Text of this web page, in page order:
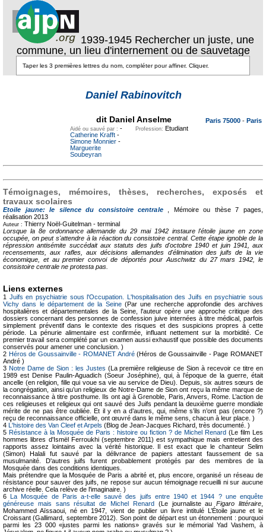
1939-1945 Rechercher un juste, une
commune, un lieu d'internement ou de sauvetage
Daniel Rabinovitch
dit Daniel Anselme
Paris 75000 - Paris
Aidé ou sauvé par : -
Catherine Krafft -
Simone Monnier -
Marguerite
Soubeyran
Profession: Etudiant
Témoignages, mémoires, thèses, recherches, exposés et
travaux scolaires
Etoile jaune: le silence du consistoire centrale, Mémoire ou thèse
7 pages,
réalisation 2013
Auteur : Thierry Noël-Guitelman - terminal
Lorsque la 8e ordonnance allemande du 29 mai 1942 instaure l'étoile jaune en zone
occupée, on peut s'attendre à la réaction du consistoire central. Cette étape ignoble de la
répression antisémite succédait aux statuts des juifs d'octobre 1940 et juin 1941, aux
recensements, aux rafles, aux décisions allemandes d'élimination des juifs de la vie
économique, et au premier convoi de déportés pour Auschwitz du 27 mars 1942, le
consistoire centrale ne protesta pas.
Liens externes
1 Juifs en psychiatrie sous l'Occupation. L'hospitalisation des Juifs en psychiatrie sous
Vichy dans le département de la Seine (Par une recherche approfondie des archives
hospitalières et départementales de la Seine, l'auteur opère une approche critique des
dossiers concernant des personnes de confession juive internées à titre médical, parfois
simplement préventif dans le contexte des risques et des suspicions propres à cette
période. La pénurie alimentaire est confirmée, influant nettement sur la morbidité. Ce
premier travail sera complété par un examen aussi exhaustif que possible des documents
conservés pour amener une conclusion. )
2 Héros de Goussainville - ROMANET André(Héros de Goussainville - Page ROMANET
André )
3 Notre Dame de Sion : les Justes (La première religieuse de Sion à recevoir ce titre en
1989 est Denise Paulin-Aguadich (Soeur Joséphine), qui, à l’époque de la guerre, était
ancelle (en religion, fille qui voue sa vie au service de Dieu). Depuis, six autres sœurs de
la congrégation, ainsi qu’un religieux de Notre-Dame de Sion ont reçu la même marque de
reconnaissance à titre posthume. Ils ont agi à Grenoble, Paris, Anvers, Rome. L’action de
ces religieuses et religieux qui ont sauvé des Juifs pendant la deuxième guerre mondiale
mérite de ne pas être oubliée. Et il y en a d’autres, qui, même s’ils n’ont pas (encore ?)
reçu de reconnaissance officielle, ont œuvré dans le même sens, chacun à leur place. )
4 L'histoire des Van Cleef et Arpels (Blog de Jean-Jacques Richard, très documenté. )
5 Résistance à la Mosquée de Paris : histoire ou fiction ? de Michel Renard (Le film Les
hommes libres d'Ismël Ferroukhi (septembre 2011) est sympathique mais entretient des
rapports assez lointains avec la vérité historique. Il est exact que le chanteur Selim
(Simon) Halali fut sauvé par la délivrance de papiers attestant faussement de sa
musulmanité. D'autres juifs furent probablement protégés par des membres de la
Mosquée dans des conditions identiques.
Mais prétendre que la Mosquée de Paris a abrité et, plus encore, organisé un réseau de
résistance pour sauver des juifs, ne repose sur aucun témoignage recueilli ni sur aucune
archive réelle. Cela relève de l'imaginaire. )
6La Mosquée de Paris a-t-elle sauvé des juifs entre 1940 et 1944 ? une enquête
généreuse mais sans résultat de Michel Renard(Le journaliste auFigaro littéraire
Mohammed Aïssaoui, né en 1947, vient de publier un livre intitulé L’Étoile jaune et le
Croissant (Gallimard, septembre 2012). Son point de départ est un étonnement : pourquoi
parmi les 23 000 «justes parmi les nations» gravés sur le mémorial Yad Vashem, à